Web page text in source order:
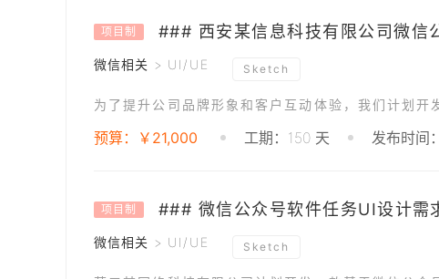
项目制 ### 西安某信息科技有限公司微信
微信相关 > UI/UE Sketch
预算：￥21,000 工期：150 天 发布时间
项目制 ### 微信公众号软件任务UI设计需
微信相关 > UI/UE Sketch